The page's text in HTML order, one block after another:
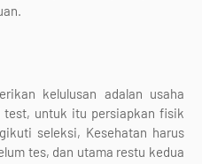
kelulusan adalan usaha
test, untuk itu persiapkan fisik
seleksi, Kesehatan harus
tes, dan utama restu kedua